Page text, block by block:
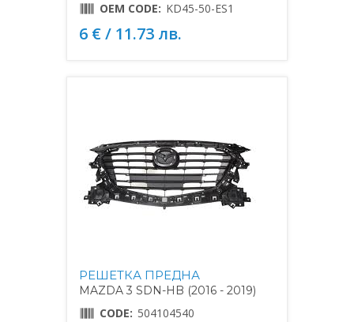
OEM CODE: KD45-50-ES1
6 € / 11.73 лв.
РЕШЕТКА ПРЕДНА
MAZDA 3 SDN-HB (2016 - 2019)
CODE: 504104540